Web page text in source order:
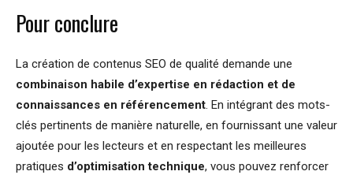
Pour conclure
La création de contenus SEO de qualité demande une
combinaison habile d’expertise en rédaction et de
connaissances en référencement. En intégrant des mots-
clés pertinents de manière naturelle, en fournissant une valeur
ajoutée pour les lecteurs et en respectant les meilleures
pratiques d’optimisation technique, vous pouvez renforcer